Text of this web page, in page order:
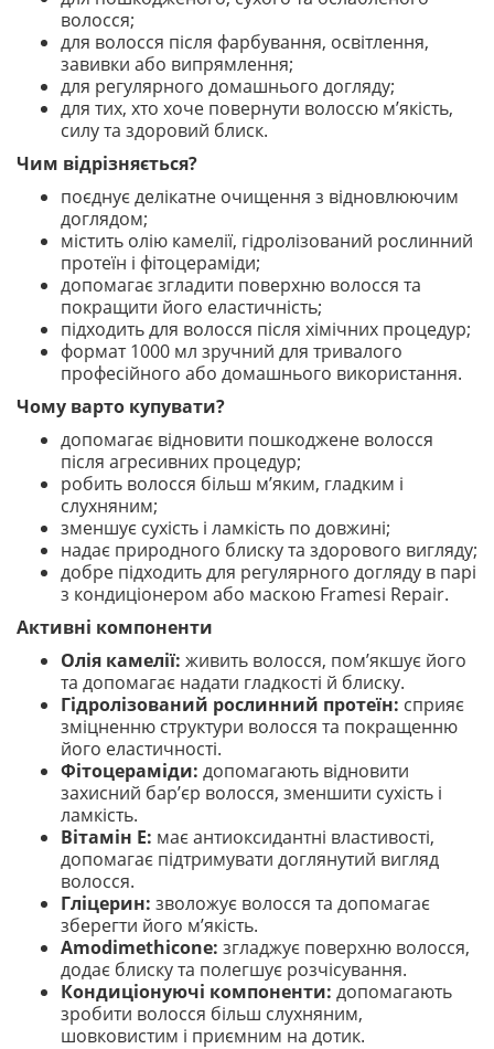
волосся;
для волосся після фарбування, освітлення,
завивки або випрямлення;
для регулярного домашнього догляду;
для тих, хто хоче повернути волоссю м’якість,
силу та здоровий блиск.
Чим відрізняється?
поєднує делікатне очищення з відновлюючим
доглядом;
містить олію камелії, гідролізований рослинний
протеїн і фітоцераміди;
допомагає згладити поверхню волосся та
покращити його еластичність;
підходить для волосся після хімічних процедур;
формат 1000 мл зручний для тривалого
професійного або домашнього використання.
Чому варто купувати?
допомагає відновити пошкоджене волосся
після агресивних процедур;
робить волосся більш м’яким, гладким і
слухняним;
зменшує сухість і ламкість по довжині;
надає природного блиску та здорового вигляду;
добре підходить для регулярного догляду в парі
з кондиціонером або маскою Framesi Repair.
Активні компоненти
Олія камелії: живить волосся, пом’якшує його
та допомагає надати гладкості й блиску.
Гідролізований рослинний протеїн: сприяє
зміцненню структури волосся та покращенню
його еластичності.
Фітоцераміди: допомагають відновити
захисний бар’єр волосся, зменшити сухість і
ламкість.
Вітамін Е: має антиоксидантні властивості,
допомагає підтримувати доглянутий вигляд
волосся.
Гліцерин: зволожує волосся та допомагає
зберегти його м’якість.
Amodimethicone: згладжує поверхню волосся,
додає блиску та полегшує розчісування.
Кондиціонуючі компоненти: допомагають
зробити волосся більш слухняним,
шовковистим і приємним на дотик.